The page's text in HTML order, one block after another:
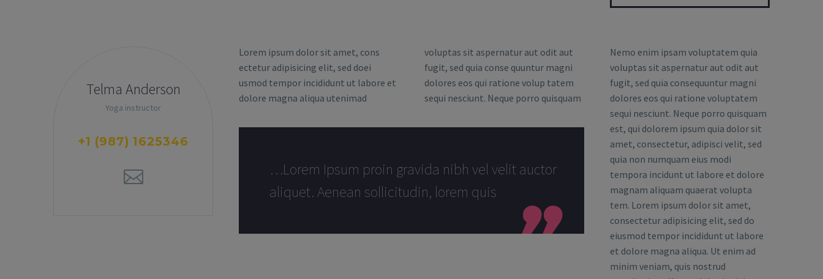
Telma Anderson
Yoga instructor
+1 (987) 1625346
Lorem ipsum dolor sit amet, cons
ectetur adipisicing elit, sed doei
usmod tempor incididunt ut labore et
dolore magna aliqua utenimad
voluptas sit aspernatur aut odit aut
fugit, sed quia conse quuntur magni
dolores eos qui ratione volup tatem
sequi nesciunt. Neque porro quisquam
…Lorem Ipsum proin gravida nibh vel velit auctor
aliquet. Aenean sollicitudin, lorem quis

Nemo enim ipsam voluptatem quia
voluptas sit aspernatur aut odit aut
fugit, sed quia consequuntur magni
dolores eos qui ratione voluptatem
sequi nesciunt. Neque porro quisquam
est, qui dolorem ipsum quia dolor sit
amet, consectetur, adipisci velit, sed
quia non numquam eius modi
tempora incidunt ut labore et dolore
magnam aliquam quaerat volupta
tem. Lorem ipsum dolor sit amet,
consectetur adipisicing elit, sed do
eiusmod tempor incididunt ut labore
et dolore magna aliqua. Ut enim ad
minim veniam, quis nostrud